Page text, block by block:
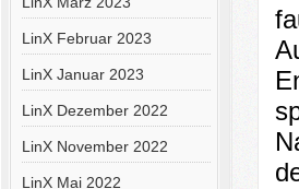
LinX Februar 2023
LinX Januar 2023
LinX Dezember 2022
LinX November 2022
LinX Mai 2022